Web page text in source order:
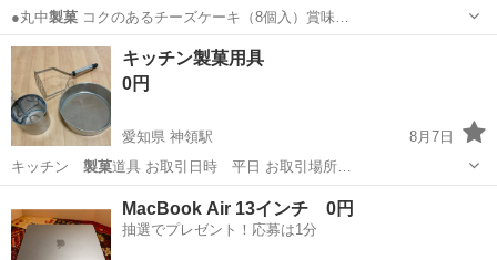
●丸中製菓コクのあるチーズケーキ（8個入）賞味…
宮城 仙台市 北仙台駅 食品
キッチン製菓用具
0円
愛知県 神領駅
8月7日
キッチン 製菓 道具 お取引日時 平日 お取引場所…
調理器具
MacBook Air 13インチ 0円
抽選でプレゼント！応募は1分